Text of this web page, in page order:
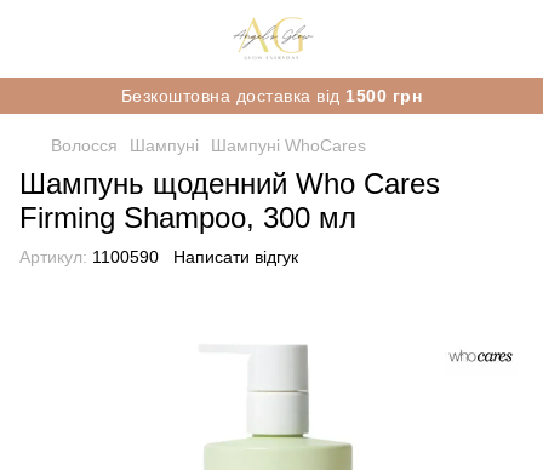
Безкоштовна доставка від 1500 грн
Волосся Шампуні Шампуні WhoCares
Шампунь щоденний Who Cares
Firming Shampoo, 300 мл
Артикул: 1100590 Написати відгук